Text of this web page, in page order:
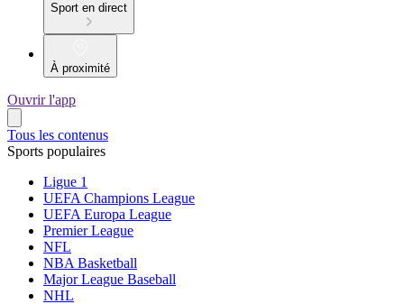
Sport en direct
À proximité
Ouvrir l'app
Tous les contenus
Sports populaires
Ligue 1
UEFA Champions League
UEFA Europa League
Premier League
NFL
NBA Basketball
Major League Baseball
NHL